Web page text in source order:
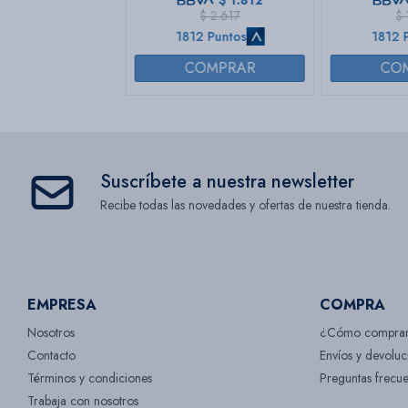
$ 2.617
1812 Puntos
|
$
1812
Suscríbete a nuestra newsletter
Recibe todas las novedades y ofertas de nuestra tienda.
EMPRESA
Nosotros
Contacto
Términos y condiciones
Trabaja con nosotros
COMPRA
¿Cómo
Envíos y
Preguntas